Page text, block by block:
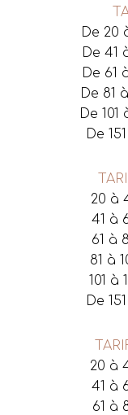
De 20
De 41
De 61
De 81
De
De
20 à
41 à
61 à
81 à
101 à
De
20 à
41 à
61 à